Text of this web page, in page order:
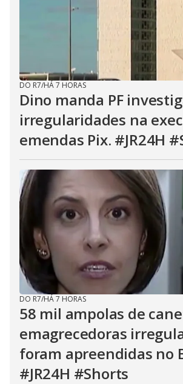
DO R7/HÁ 7 HORAS
Dino manda PF
irregularidades na
emendas Pix. #JR24H
DO R7/HÁ 7 HORAS
58 mil ampolas de
emagrecedoras
foram apreendidas no
#JR24H #Shorts